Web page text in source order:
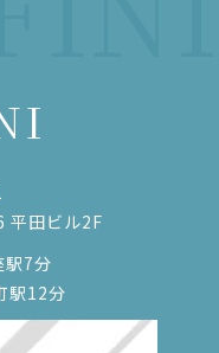
平田ビル2F
駅7分
駅12分